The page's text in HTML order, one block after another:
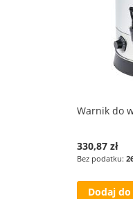
Warnik do
330,87 zł
Dodaj